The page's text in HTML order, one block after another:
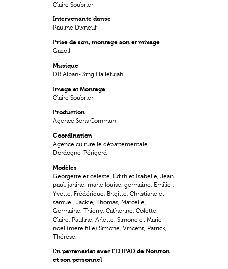
Claire Soubrier
Intervenante danse
Pauline Dixneuf
Prise de son, montage son et mixage
Gazoil
Musique
DR.Alban- Sing Hallélujah
Image et Montage
Claire Soubrier
Production
Agence Sens Commun
Coordination
Agence culturelle départementale
Dordogne-Périgord
Modèles
Georgette et céleste, Édith et Isabelle, Jean
paul, janine, marie louise, germaine, Emilie ,
Yvette, Frédérique, Brigitte, Christiane et
samuel, Jackie, Thomas, Marcelle,
Germaine, Thierry, Catherine, Colette,
Claire, Pauline, Arlette, Simone et Marie
noel (mere fille) Simone, Vincent, Patrick,
Thérèse.
En partenariat avec l'EHPAD de Nontron
et son personnel